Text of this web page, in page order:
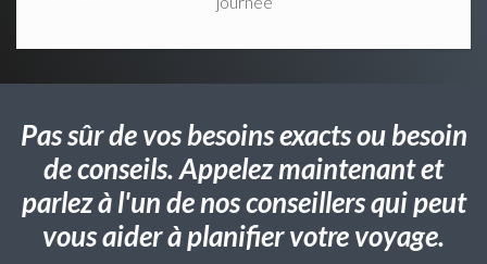
Pas sûr de vos besoins exacts ou besoin
de conseils. Appelez maintenant et
parlez à l'un de nos conseillers qui peut
vous aider à planifier votre voyage.